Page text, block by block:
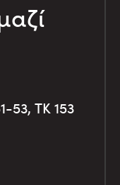
53, TK 153